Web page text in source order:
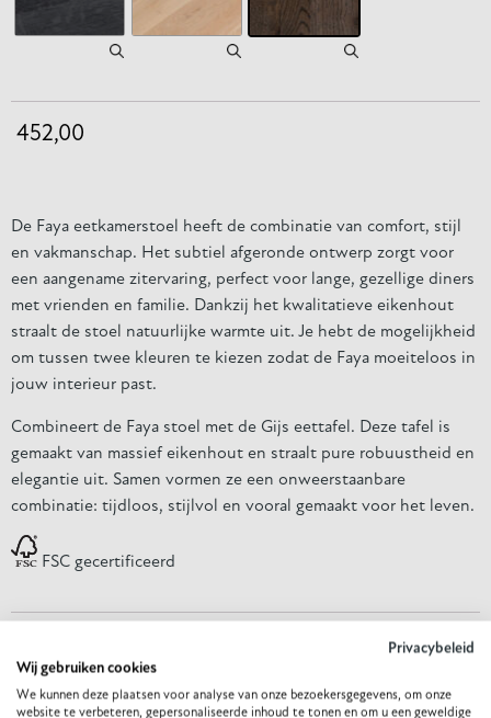
452,00
De Faya eetkamerstoel heeft de combinatie van comfort, stijl
en vakmanschap. Het subtiel afgeronde ontwerp zorgt voor
een aangename zitervaring, perfect voor lange, gezellige diners
met vrienden en familie. Dankzij het kwalitatieve eikenhout
straalt de stoel natuurlijke warmte uit. Je hebt de mogelijkheid
om tussen twee kleuren te kiezen zodat de Faya moeiteloos in
jouw interieur past.
Combineert de Faya stoel met de Gijs eettafel. Deze tafel is
gemaakt van massief eikenhout en straalt pure robuustheid en
elegantie uit. Samen vormen ze een onweerstaanbare
combinatie: tijdloos, stijlvol en vooral gemaakt voor het leven.
FSC gecertificeerd
Extra Info
Privacybeleid
Wij gebruiken cookies
We kunnen deze plaatsen voor analyse van onze bezoekersgegevens, om onze
website te verbeteren, gepersonaliseerde inhoud te tonen en om u een geweldige